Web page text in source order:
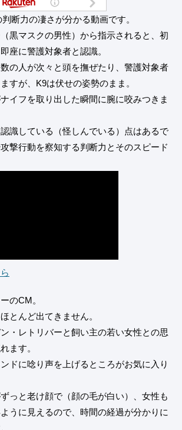
断力の凄さが分かる動画です。
黒マスクの男性）から指示されると、初
座に警護対象者と認識。
の人が次々と頭を撫ぜたり、警護対象者
すが、K9は伏せの姿勢のまま。
イフを取り出した瞬間に腕に咬みつきま
識している（怪しんでいる）点はあるで
撃行動を察知する判断力とそのスピード
のCM。
とんど出てきません。
・レトリバーと飼い主の若い女性との思
ます。
ドに唸り声を上げるところがお気に入り
っと老け顔で（顔の毛が白い）、女性も
うに見えるので、時間の経過が分かりに